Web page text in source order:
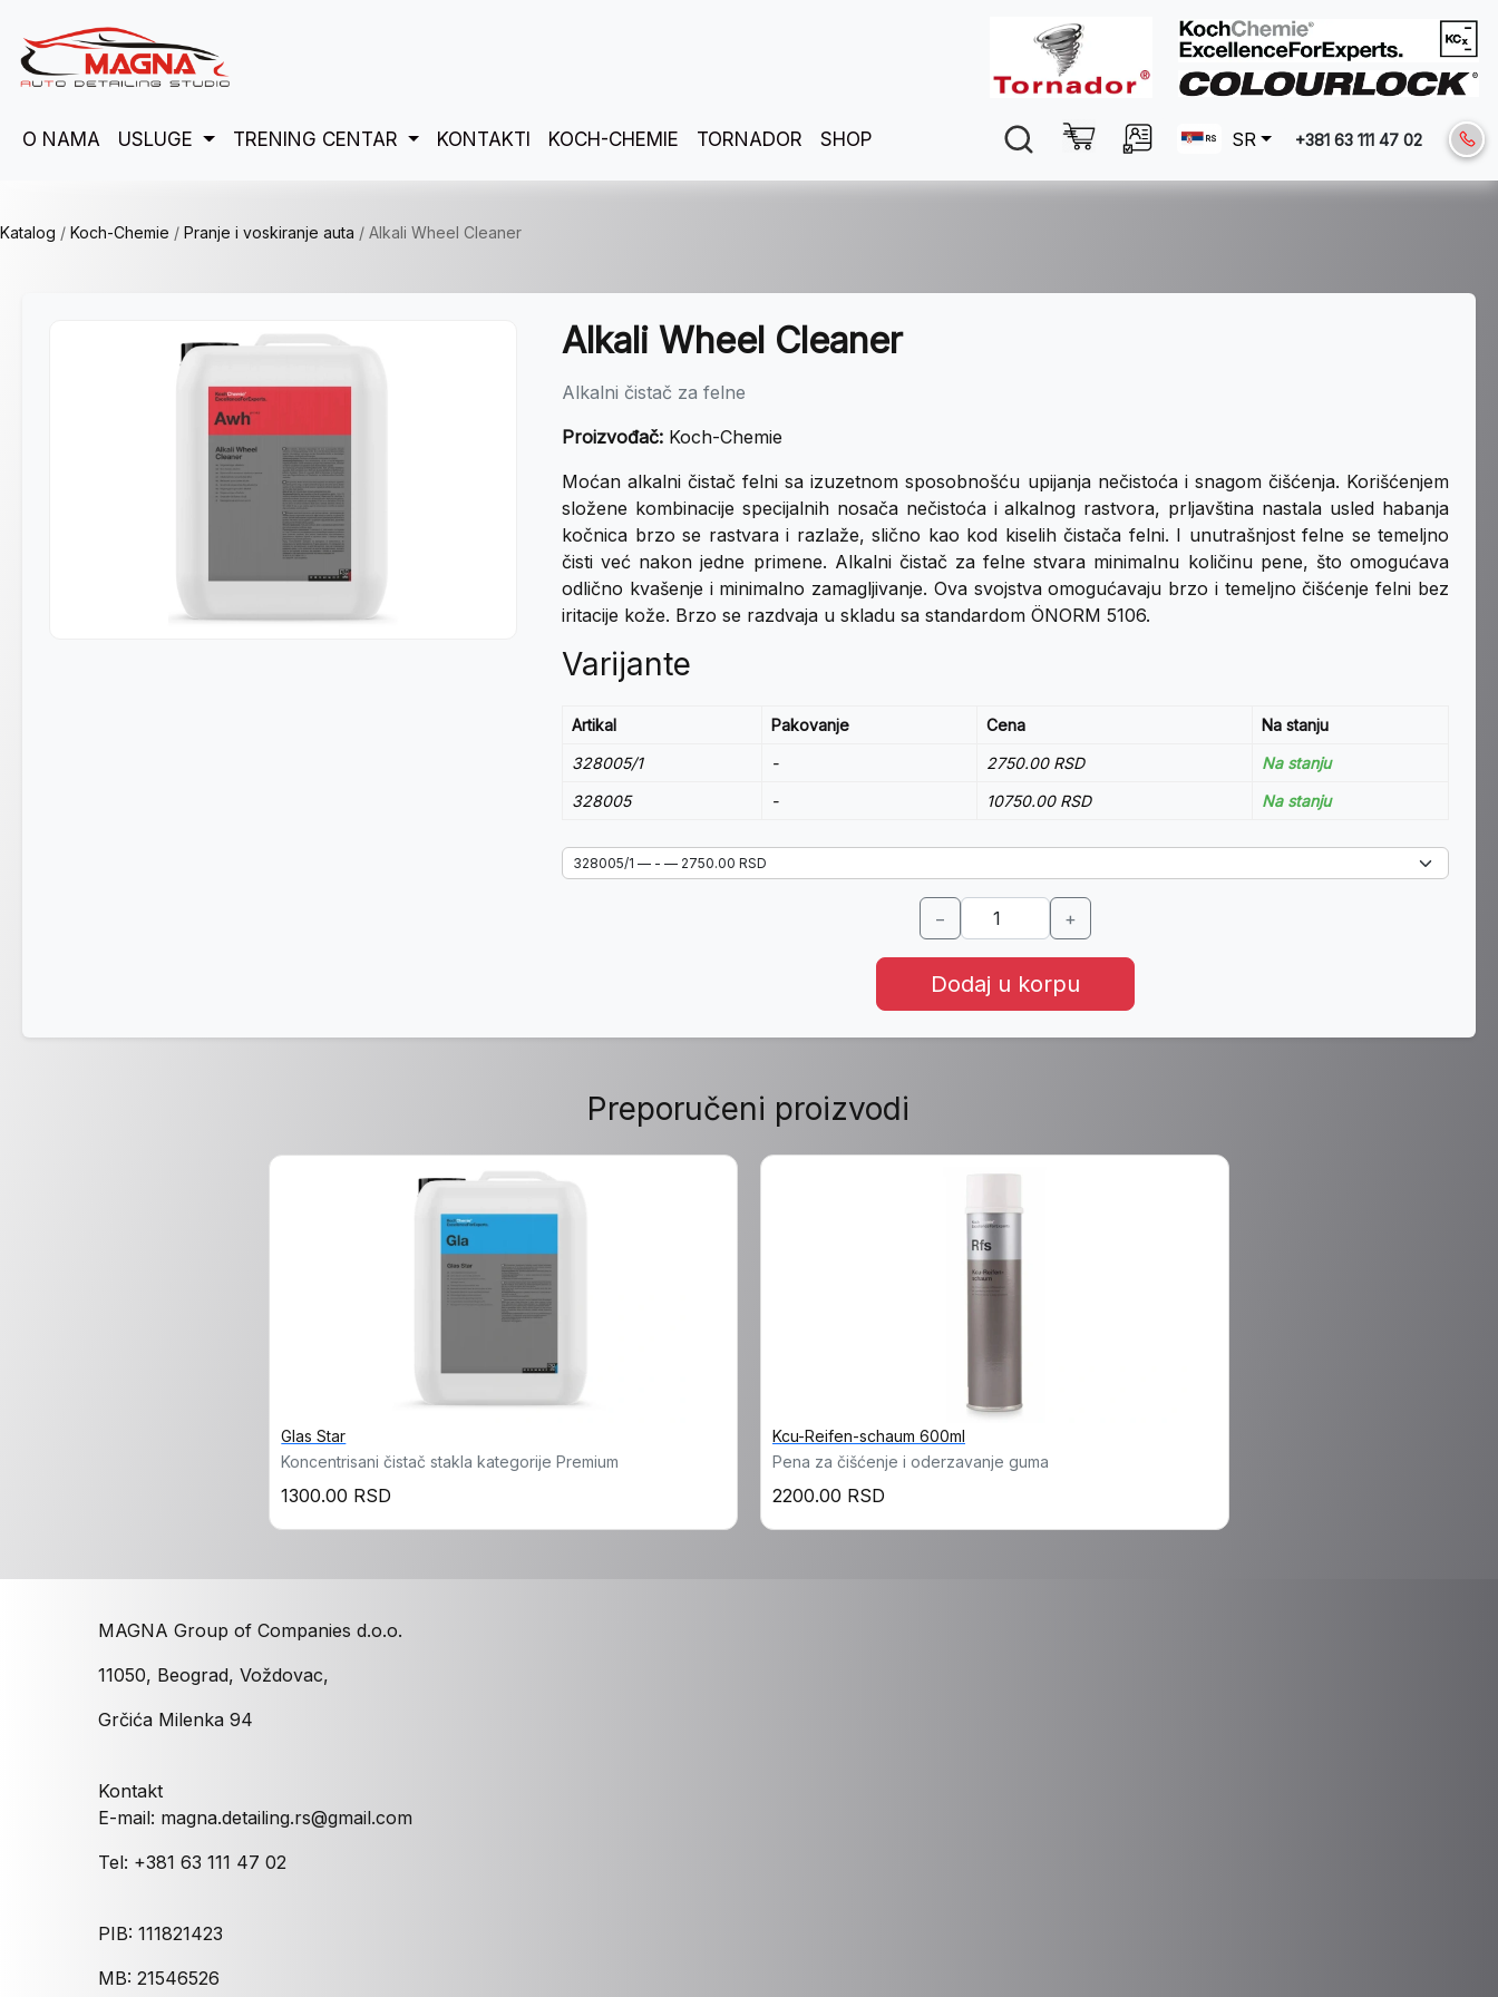
O NAMA USLUGE TRENING CENTAR KONTAKTI KOCH-CHEMIE TORNADOR SHOP SR +381 63 111 47 02
Katalog / Koch-Chemie / Pranje i voskiranje auta / Alkali Wheel Cleaner
Alkali Wheel Cleaner
Alkalni čistač za felne
Proizvođač: Koch-Chemie
Moćan alkalni čistač felni sa izuzetnom sposobnošću upijanja nečistoća i snagom čišćenja. Korišćenjem
složene kombinacije specijalnih nosača nečistoća i alkalnog rastvora, prljavština nastala usled habanja
kočnica brzo se rastvara i razlaže, slično kao kod kiselih čistača felni. I unutrašnjost felne se temeljno
čisti već nakon jedne primene. Alkalni čistač za felne stvara minimalnu količinu pene, što omogućava
odlično kvašenje i minimalno zamagljivanje. Ova svojstva omogućavaju brzo i temeljno čišćenje felni bez
iritacije kože. Brzo se razdvaja u skladu sa standardom ÖNORM 5106.
Varijante
Artikal Pakovanje Cena
Na stanju
328005/1
- 2750.00 RSD
Na stanju
328005
- 10750.00 RSD Na stanju
− +
Dodaj u korpu
Preporučeni proizvodi
Glas Star
Koncentrisani čistač stakla kategorije Premium
1300.00 RSD
Kcu-Reifen-schaum 600ml
Pena za čišćenje i oderzavanje guma
2200.00 RSD
MAGNA Group of Companies d.o.o.
11050, Beograd, Voždovac,
Grčića Milenka 94
Kontakt
E-mail: magna.detailing.rs@gmail.com
Tel: +381 63 111 47 02
PIB: 111821423
MB: 21546526